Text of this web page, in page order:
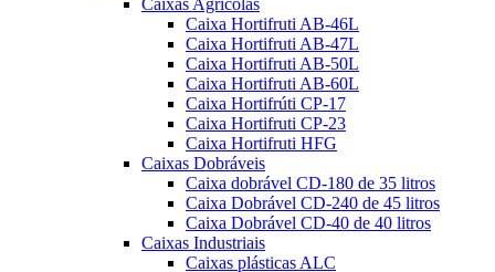
Caixas Agricolas
Caixa Hortifruti AB-46L
Caixa Hortifruti AB-47L
Caixa Hortifruti AB-50L
Caixa Hortifruti AB-60L
Caixa Hortifrúti CP-17
Caixa Hortifruti CP-23
Caixa Hortifruti HFG
Caixas Dobráveis
Caixa dobrável CD-180 de 35 litros
Caixa Dobrável CD-240 de 45 litros
Caixa Dobrável CD-40 de 40 litros
Caixas Industriais
Caixas plásticas ALC